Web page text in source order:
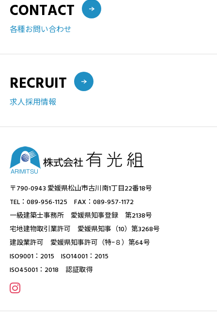
CONTACT
各種お問い合わせ
RECRUIT
求人採用情報
〒790-0943 愛媛県松山市古川南1丁目22番18号
TEL：089-956-1125 FAX：089-957-1172
一級建築士事務所 愛媛県知事登録 第2138号
宅地建物取引業許可 愛媛県知事（10）第3268号
建設業許可 愛媛県知事許可（特ｰ８）第64号
ISO9001：2015 ISO14001：2015
ISO45001：2018 認証取得